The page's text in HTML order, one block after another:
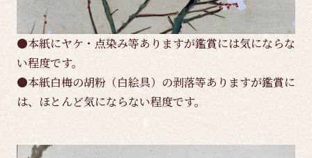
●本紙にヤケ・点染み等ありますが鑑賞には気にならな
い程度です。
●本紙白梅の胡粉（白絵具）の剥落等ありますが鑑賞に
は、ほとんど気にならない程度です。